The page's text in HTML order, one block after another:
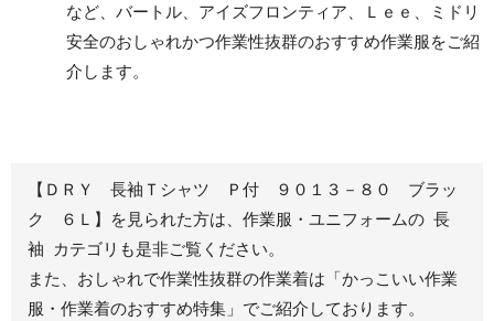
レディース作業着
ブルゾン
春夏半袖
ジャンパー
秋冬長袖
春夏半袖
シャツ
など、バートル、アイズフロンティア、Ｌｅｅ、ミドリ
安全のおしゃれかつ作業性抜群のおすすめ作業服をご紹
介します。
【ＤＲＹ 長袖Ｔシャツ Ｐ付 ９０１３－８０ ブラッ
ク ６Ｌ】を見られた方は、作業服・ユニフォームの 長
袖 カテゴリも是非ご覧ください。
また、おしゃれで作業性抜群の作業着は 「かっこいい作業
服・作業着のおすすめ特集」 でご紹介しております。